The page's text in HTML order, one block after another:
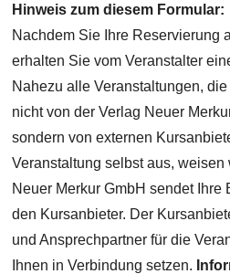
Hinweis zum diesem Formular:
Nachdem Sie Ihre Reservierung
erhalten Sie vom Veranstalter
Nahezu alle Veranstaltungen,
nicht von der Verlag Neuer
sondern von externen
Veranstaltung selbst aus,
Neuer Merkur GmbH sendet Ihre
den Kursanbieter. Der
und Ansprechpartner für die
Ihnen in Verbindung setzen.